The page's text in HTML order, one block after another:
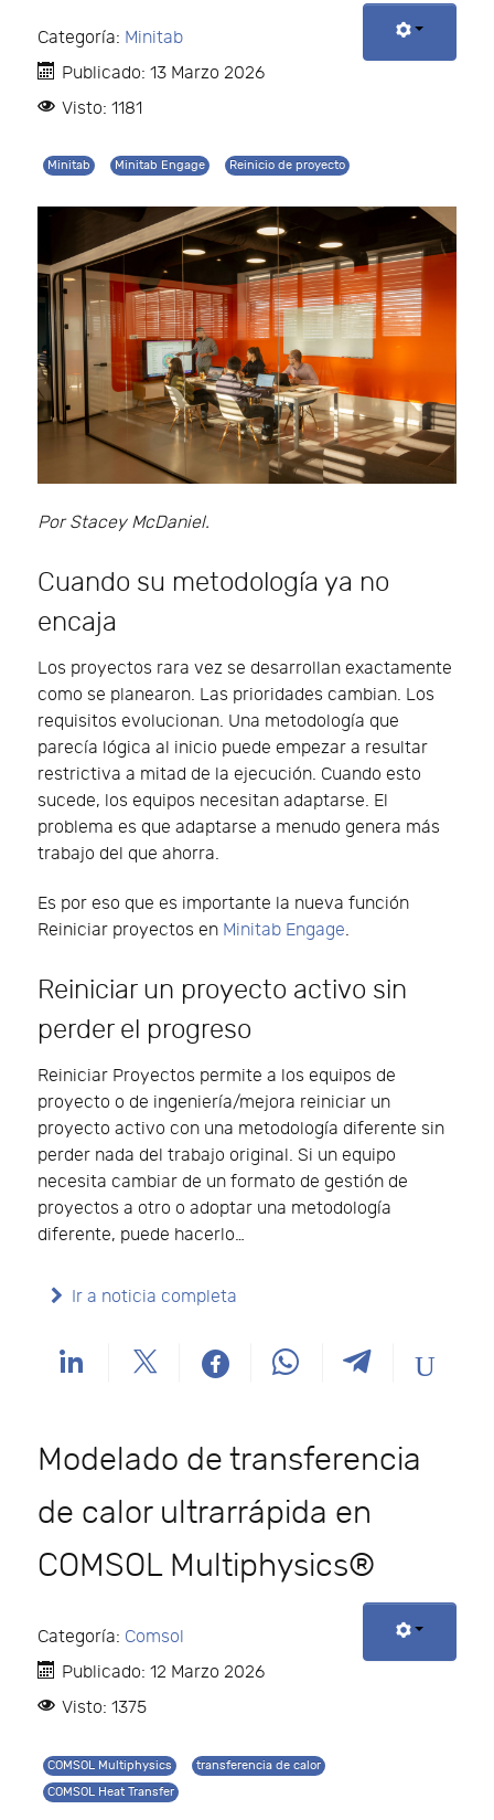
Categoría: Minitab
Publicado: 13 Marzo 2026
Visto: 1181
Minitab Minitab Engage Reinicio de proyecto
Por Stacey McDaniel.
Cuando su metodología ya no
encaja
Los proyectos rara vez se desarrollan exactamente
como se planearon. Las prioridades cambian. Los
requisitos evolucionan. Una metodología que
parecía lógica al inicio puede empezar a resultar
restrictiva a mitad de la ejecución. Cuando esto
sucede, los equipos necesitan adaptarse. El
problema es que adaptarse a menudo genera más
trabajo del que ahorra.
Es por eso que es importante la nueva función
Reiniciar proyectos en Minitab Engage.
Reiniciar un proyecto activo sin
perder el progreso
Reiniciar Proyectos permite a los equipos de
proyecto o de ingeniería/mejora reiniciar un
proyecto activo con una metodología diferente sin
perder nada del trabajo original. Si un equipo
necesita cambiar de un formato de gestión de
proyectos a otro o adoptar una metodología
diferente, puede hacerlo…
Ir a noticia completa
Modelado de transferencia
de calor ultrarrápida en
COMSOL Multiphysics®
Categoría: Comsol
Publicado: 12 Marzo 2026
Visto: 1375
COMSOL Multiphysics
transferencia de calor
COMSOL Heat Transfer